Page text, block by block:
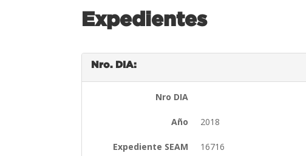
Expedientes
Nro. DIA:
Nro DIA
Año 2018
Expediente SEAM 16716